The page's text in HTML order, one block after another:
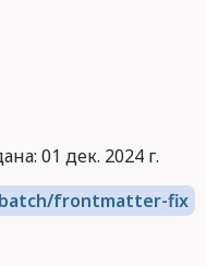
01 дек. 2024 г.
batch/frontmatter-fix